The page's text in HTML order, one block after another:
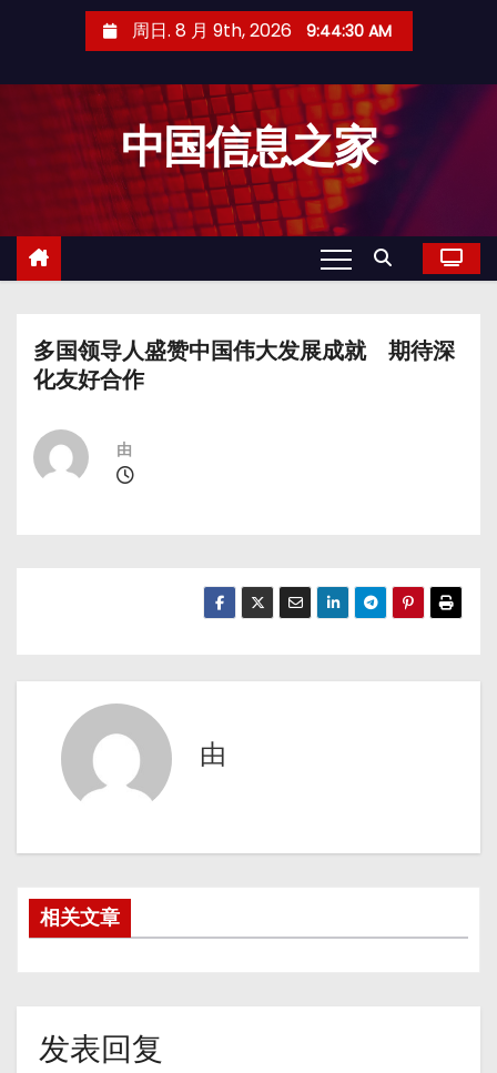
周日. 8 月 9th, 2026 9:44:31 AM
中国信息之家
多国领导人盛赞中国伟大发展成就 期待深
化友好合作
由
由
相关文章
发表回复